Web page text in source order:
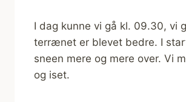
I dag kunne vi gå kl. 09.30, vi
terrænet er blevet bedre. I
sneen mere og mere over. Vi
og iset.